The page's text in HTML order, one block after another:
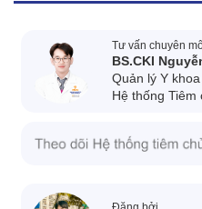
Tư vấn chuyên
BS.CKI
Quản lý Y khoa
Hệ thống Tiêm